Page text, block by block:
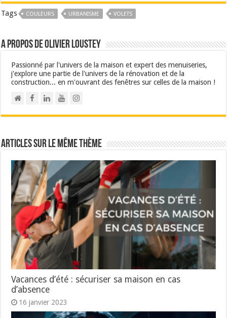
Tags COULEURS URBANISME VOLETS
A propos de Olivier Loustey
Passionné par l'univers de la maison et expert des menuiseries,
j'explore une partie de l'univers de la rénovation et de la
construction... en m'ouvrant des fenêtres sur celles de la maison !
Articles sur le même thème
Vacances d’été : sécuriser sa maison en cas
d’absence
16 janvier 2023